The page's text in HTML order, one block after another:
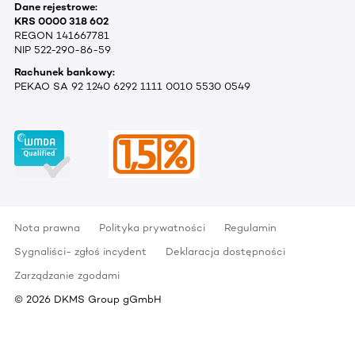
Dane rejestrowe:
KRS 0000 318 602
REGON 141667781
NIP 522-290-86-59
Rachunek bankowy:
PEKAO SA 92 1240 6292 1111 0010 5530 0549
Nota prawna Polityka prywatności
Regulamin
Sygnaliści- zgłoś incydent
Deklaracja dostępności
Zarządzanie zgodami
© 2026 DKMS Group gGmbH